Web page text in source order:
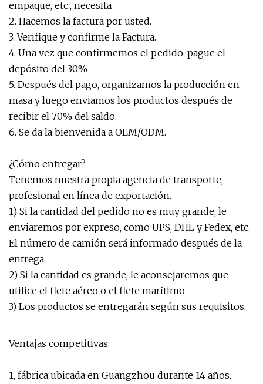
empaque, etc., necesita
2. Hacemos la factura por usted.
3. Verifique y confirme la Factura.
4. Una vez que confirmemos el pedido, pague el
depósito del 30%
5. Después del pago, organizamos la producción en
masa y luego enviamos los productos después de
recibir el 70% del saldo.
6. Se da la bienvenida a OEM/ODM.
¿Cómo entregar?
Tenemos nuestra propia agencia de transporte,
profesional en línea de exportación.
1) Si la cantidad del pedido no es muy grande, le
enviaremos por expreso, como UPS, DHL y Fedex, etc.
El número de camión será informado después de la
entrega.
2) Si la cantidad es grande, le aconsejaremos que
utilice el flete aéreo o el flete marítimo
3) Los productos se entregarán según sus requisitos.
Ventajas competitivas:
1, fábrica ubicada en Guangzhou durante 14 años.